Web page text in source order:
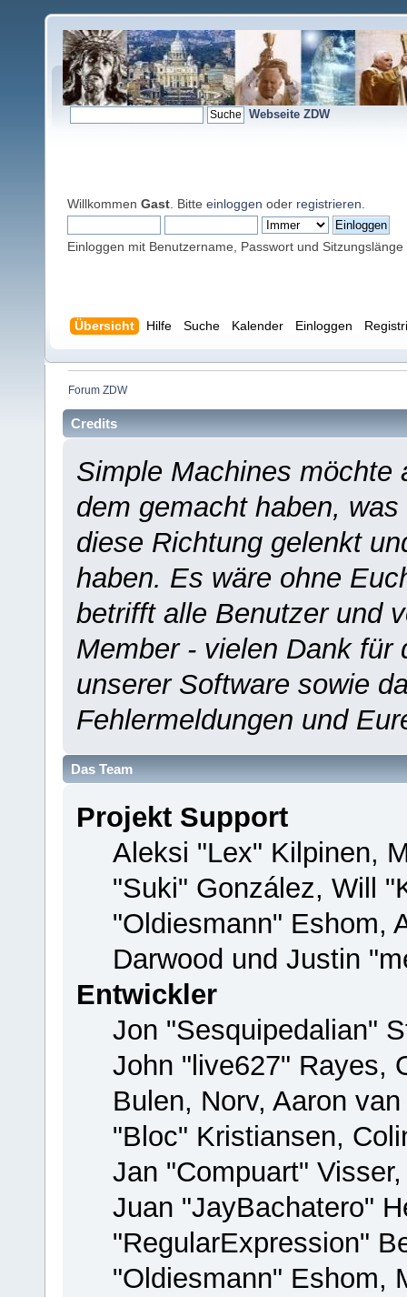
Webseite ZDW
Willkommen Gast . Bitte einloggen oder registrieren
Einloggen mit Benutzername, Passwort und Sitzungslänge
Übersicht Hilfe Suche Kalender Einloggen
Forum ZDW
Credits
Simple Machines möchte
dem gemacht haben,
diese Richtung gelenkt
haben. Es wäre ohne
betrifft alle Benutzer und
Member - vielen Dank für
unserer Software sowie
Fehlermeldungen und
Das Team
Projekt Support
Aleksi "Lex" Kilpinen,
"Suki" González, Will
"Oldiesmann" Eshom,
Darwood und Justin
Entwickler
Jon "Sesquipedalian"
John "live627" Rayes,
Bulen, Norv, Aaron
"Bloc" Kristiansen,
Jan "Compuart"
Juan "JayBachatero"
"RegularExpression"
"Oldiesmann" Eshom,